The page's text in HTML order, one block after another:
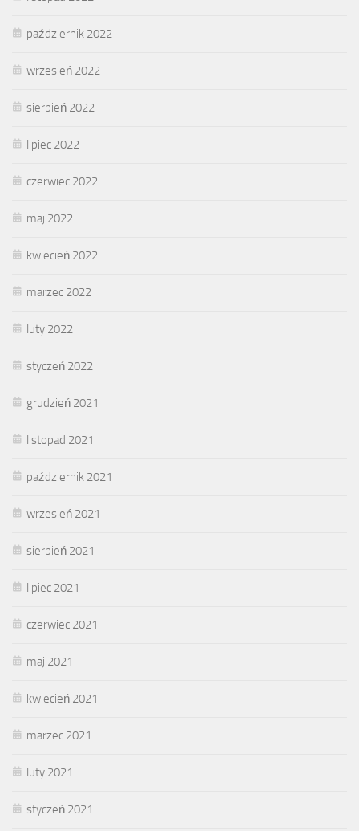
październik 2022
wrzesień 2022
sierpień 2022
lipiec 2022
czerwiec 2022
maj 2022
kwiecień 2022
marzec 2022
luty 2022
styczeń 2022
grudzień 2021
listopad 2021
październik 2021
wrzesień 2021
sierpień 2021
lipiec 2021
czerwiec 2021
maj 2021
kwiecień 2021
marzec 2021
luty 2021
styczeń 2021